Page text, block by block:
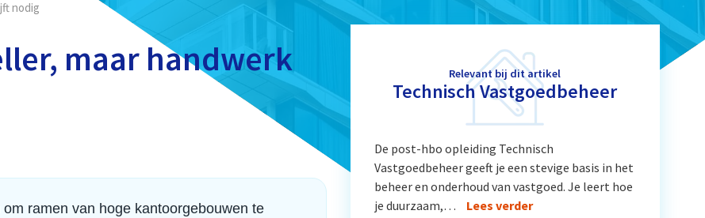
nodig
maar handwerk
ramen van hoge kantoorgebouwen te
Relevant bij dit artikel
Technisch Vastgoedbeheer
De post-hbo opleiding Technisch
Vastgoedbeheer geeft je een stevige basis in het
beheer en onderhoud van vastgoed. Je leert hoe
je duurzaam,…
Lees verder